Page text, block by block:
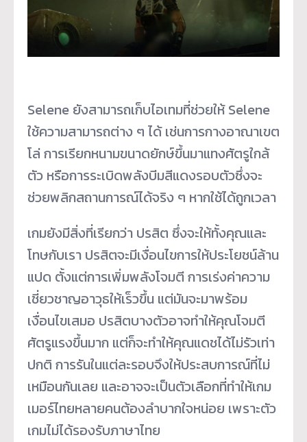
Selene ยังสามารถเก็บไอเทมที่ช่วยให้ Selene
ใช้ความสามารถต่าง ๆ ได้ เช่นการกางอาณาเขต
โล่ การเรียกหนามขนาดยักษ์ขึ้นมาแทงศัตรูใกล้
ตัว หรือการระเบิดพลังบีมสีแดงรอบตัวซึ่งจะ
ช่วยพลิกสถานการณ์ได้จริง ๆ หากใช้ได้ถูกเวลา
เกมยังมีสิ่งที่เรียกว่า ปรสิต ซึ่งจะให้ทั้งคุณและ
โทษกับเรา ปรสิตจะมีเงื่อนไขการให้ประโยชน์ล้าน
แปด ตั้งแต่การเพิ่มพลังโจมตี การเร่งค่าความ
เชี่ยวชาญอาวุธให้เร็วขึ้น แต่มันจะมาพร้อม
เงื่อนไขเสมอ ปรสิตบางตัวอาจทำให้คุณโจมตี
ศัตรูแรงขึ้นมาก แต่ก็จะทำให้คุณแดชได้ไม่รัวเท่า
ปกติ การรันในแต่ละรอบจึงให้ประสบการณ์ที่ไม่
เหมือนกันเลย และอาจจะเป็นตัวเลือกที่ทำให้เกม
เมอร์ไทยหลายคนต้องลำบากใจหน่อย เพราะตัว
เกมไม่ได้รองรับภาษาไทย